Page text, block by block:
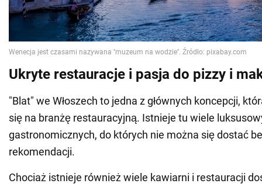
Ukryte restauracje i pasja do pizzy i
"Blat" we Włoszech to jedna z głównych koncepcji,
się na branżę restauracyjną. Istnieje tu wiele
gastronomicznych, do których nie można się dostać
rekomendacji.
Chociaż istnieje również wiele kawiarni i restauracji